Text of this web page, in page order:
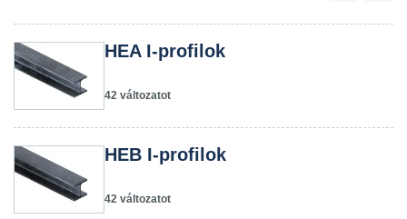
HEA I-profilok
42 változatot
HEB I-profilok
42 változatot